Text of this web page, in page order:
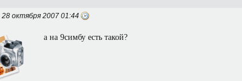
28 октября 2007 01:44
а на 9симбу есть такой?